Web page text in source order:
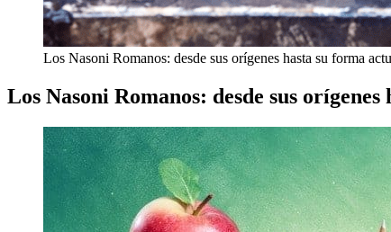
Los Nasoni Romanos: desde sus orígenes hasta su forma
Los Nasoni Romanos: desde sus